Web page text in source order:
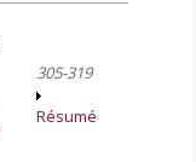
305-319
Résumé